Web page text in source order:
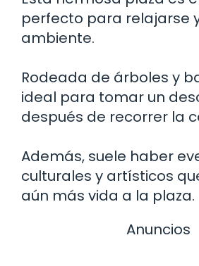
perfecto para relajarse
ambiente.
Rodeada de árboles y
ideal para tomar un
después de recorrer la
Además, suele haber
culturales y artísticos
aún más vida a la plaza.
Anuncios